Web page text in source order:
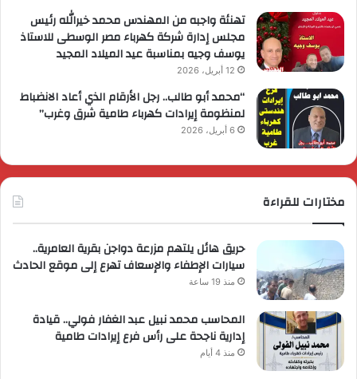
تهنئة واجبه من المهندس محمد خيرالله رئيس
مجلس إدارة شركة كهرباء مصر الوسطى للاستاذ
يوسف وجيه بمناسبة عيد الميلاد المجيد
12 أبريل، 2026
“محمد أبو طالب.. رجل الأرقام الذي أعاد الانضباط
لمنظومة إيرادات كهرباء طامية شرق وغرب”
6 أبريل، 2026
مختارات للقراءة
حريق هائل يلتهم مزرعة دواجن بقرية العامرية..
سيارات الإطفاء والإسعاف تهرع إلى موقع الحادث
منذ 19 ساعة
المحاسب محمد نبيل عبد الغفار فولي.. قيادة
إدارية ناجحة على رأس فرع إيرادات طامية
منذ 4 أيام